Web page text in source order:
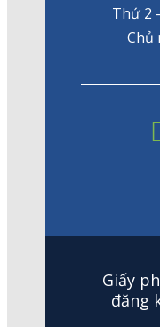
Thứ 2
Chủ
Giấy
đăng